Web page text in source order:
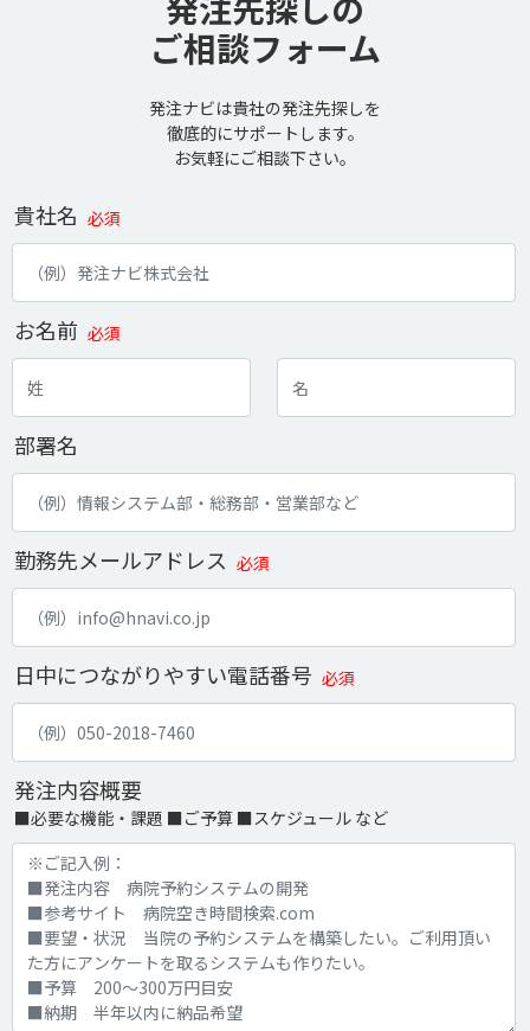
ご相談フォーム
発注ナビは貴社の発注先探しを
徹底的にサポートします。
お気軽にご相談下さい。
貴社名 必須
お名前 必須
部署名
勤務先メールアドレス 必須
日中につながりやすい電話番号 必須
発注内容概要
■必要な機能・課題 ■ご予算 ■スケジュール など